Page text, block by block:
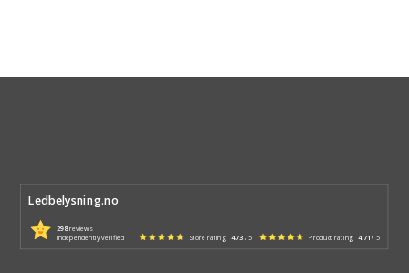
Ledbelysning.no
298reviews
independently verified Store rating 4.73 / 5 Product rating 4.71 / 5